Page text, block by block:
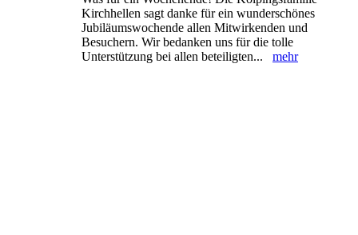
Kirchhellen sagt danke für ein wunderschönes
Jubiläumswochende allen Mitwirkenden und
Besuchern. Wir bedanken uns für die tolle
Unterstützung bei allen beteiligten... mehr